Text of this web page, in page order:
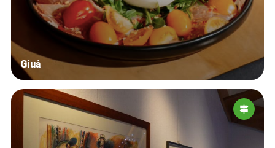
Accueil
Giuá